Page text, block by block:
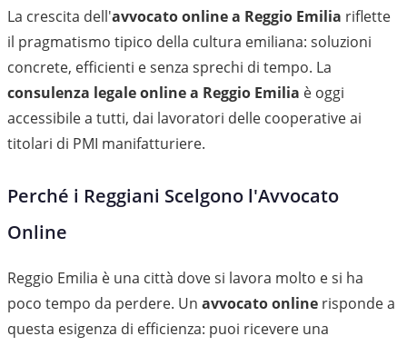
La crescita dell'avvocato online a Reggio Emilia riflette
il pragmatismo tipico della cultura emiliana: soluzioni
concrete, efficienti e senza sprechi di tempo. La
consulenza legale online a Reggio Emilia è oggi
accessibile a tutti, dai lavoratori delle cooperative ai
titolari di PMI manifatturiere.
Perché i Reggiani Scelgono l'Avvocato
Online
Reggio Emilia è una città dove si lavora molto e si ha
poco tempo da perdere. Un avvocato online risponde a
questa esigenza di efficienza: puoi ricevere una